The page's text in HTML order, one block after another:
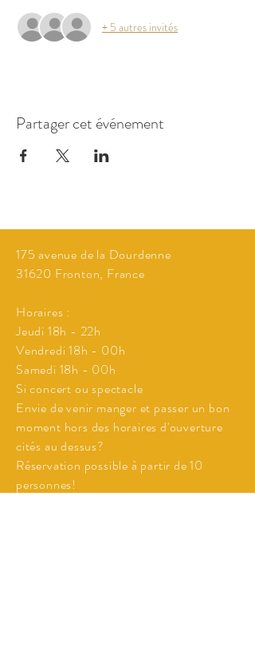
+ 5 autres invités
Partager cet événement
175 avenue de la Dourdenne
31620 Fronton, France
Horaires :
Jeudi 18h - 22h
Vendredi 18h - 00h
Samedi 18h - 00h
Si concert ou spectacle
Envie de venir manger et passer un bon
moment hors des horaires d'ouverture
cités au dessus?
Réservation possible à partir de 10
personnes!